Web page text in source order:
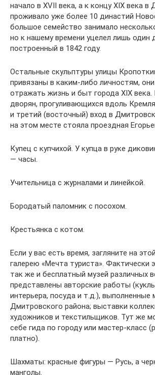
начало в XVII века, а к концу XIX века в
проживало уже более 10 династий
большое семейство занимало
но к нашему времени уцелел лишь один
построенный в 1842 году.
Остальные скульптуры улицы
привязаны в каким-либо личностям,
отражать жизнь и быт города XIX
дворян, прогуливающихся вдоль
и третий (восточный) вход в
на этом месте стояла проездная
Купец с купчихой. У купца в руке
— часы.
Учительница с журналами и линейкой.
Бородатый паломник с посохом.
Крестьянка с котом.
Если у вас есть время, загляните на
галерею «Мечта туриста». Фактически
так же и бесплатный музей различных
представлены авторские работы
интерьера, посуда и т.д.), выполненные
Дмитровского района; выставки
художников и текстильщиков. Тут же
себе гида по городу или мастер-класс
платно).
Шахматы: красные фигуры — Русь, а
манголы.